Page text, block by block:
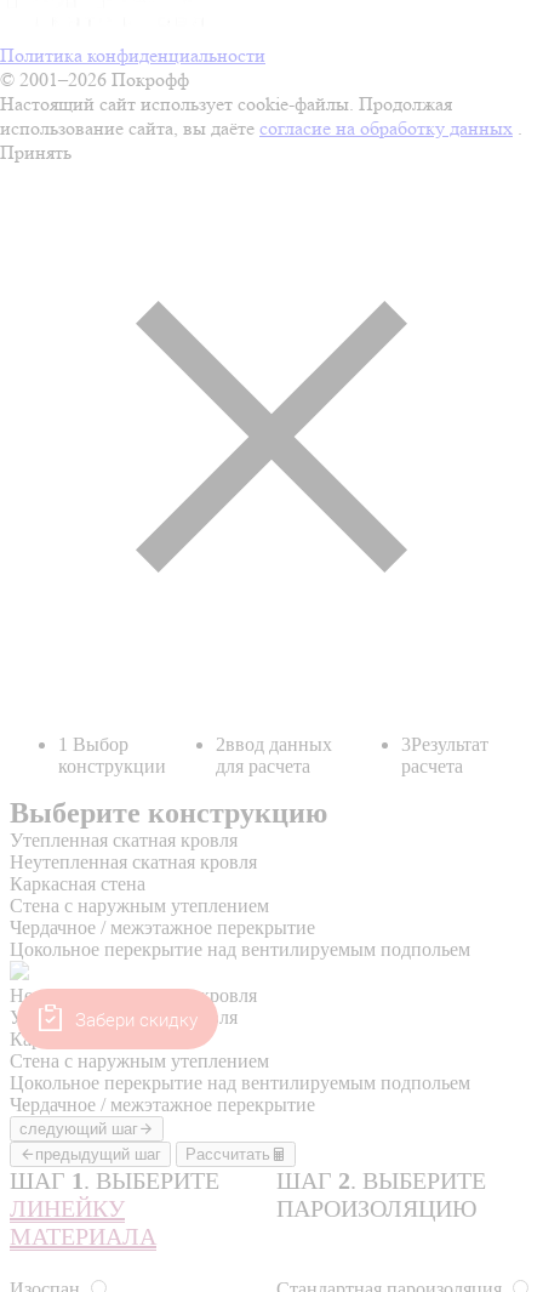
Политика конфиденциальности
© 2001–2026 Покрофф
Настоящий сайт использует cookie-файлы. Продолжая
использование сайта, вы даёте согласие на обработку данных .
Принять
Забери скидку